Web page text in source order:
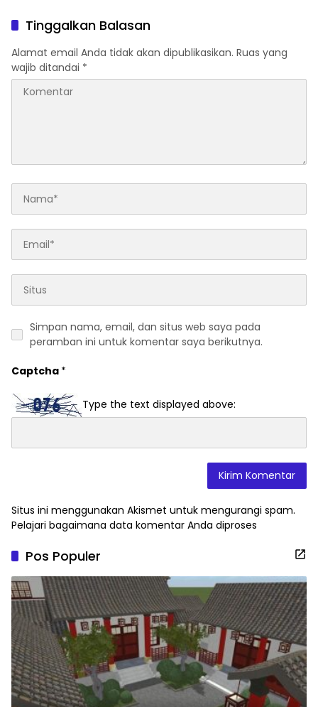
Tinggalkan Balasan
Alamat email Anda tidak akan dipublikasikan. Ruas yang
wajib ditandai *
Simpan nama, email, dan situs web saya pada
peramban ini untuk komentar saya berikutnya.
Captcha *
Type the text displayed above:
Situs ini menggunakan Akismet untuk mengurangi spam.
Pelajari bagaimana data komentar Anda diproses
Pos Populer